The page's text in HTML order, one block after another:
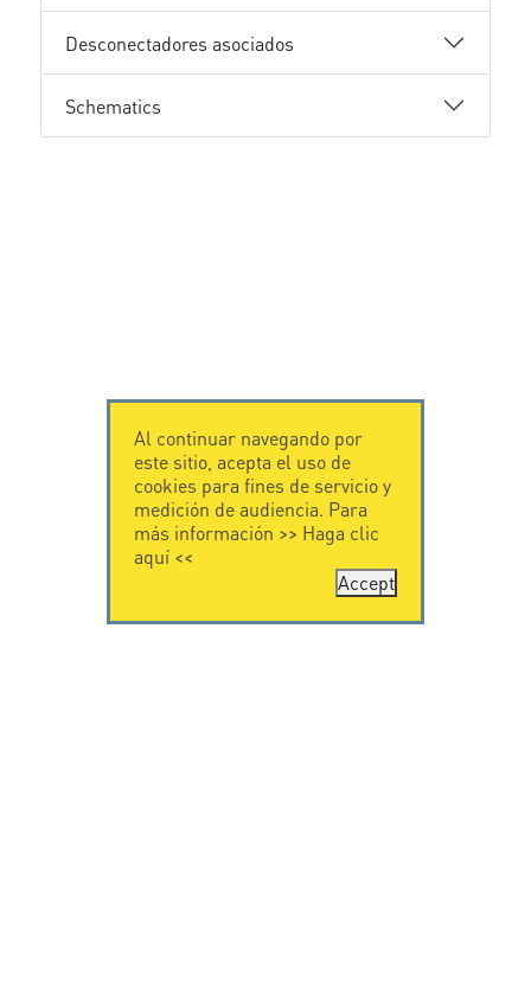
Desconectadores asociados
Schematics
Al continuar navegando por
este sitio, acepta el uso de
cookies para fines de servicio y
medición de audiencia. Para
más información >> Haga clic
aquí<<
Accept